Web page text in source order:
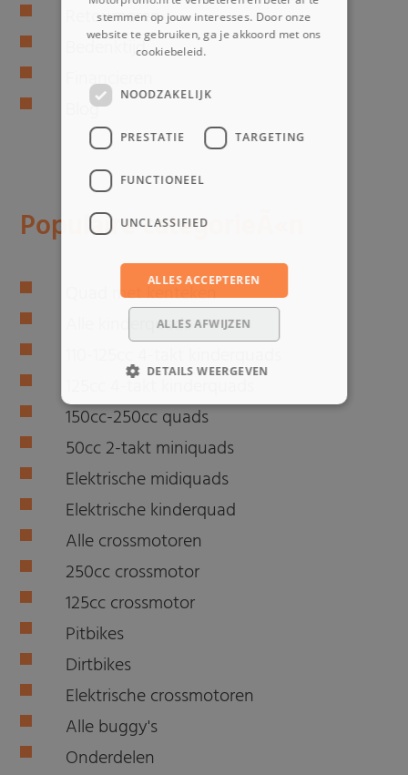
Retourneren
Bedenktijd
Financieren
Blog
Populaire categorieÃ«n
Quad met kenteken
Alle kinderquads
110-125cc 4-takt kinderquads
125cc 4-takt kinderquads
150cc-250cc quads
50cc 2-takt miniquads
Elektrische midiquads
Elektrische kinderquad
Alle crossmotoren
250cc crossmotor
125cc crossmotor
Pitbikes
Dirtbikes
Elektrische crossmotoren
Alle buggy's
Onderdelen
stemmen op jouw interesses. Door onze
website te gebruiken, ga je akkoord met ons
cookiebeleid.
NOODZAKELIJK
PRESTATIE TARGETING
FUNCTIONEEL
UNCLASSIFIED
ALLES ACCEPTEREN
ALLES AFWIJZEN
DETAILS WEERGEVEN